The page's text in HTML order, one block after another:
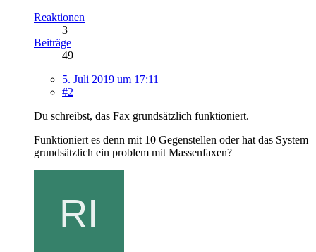
Reaktionen
3
Beiträge
49
5. Juli 2019 um 17:11
#2
Du schreibst, das Fax grundsätzlich funktioniert.
Funktioniert es denn mit 10 Gegenstellen oder hat das System
grundsätzlich ein problem mit Massenfaxen?